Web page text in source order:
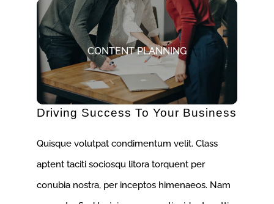
CONTENT PLANNING
Driving Success To Your Business
Quisque volutpat condimentum velit. Class
aptent taciti sociosqu litora torquent per
conubia nostra, per inceptos himenaeos. Nam